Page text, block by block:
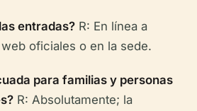
entradas? R: En línea a
oficiales o en la sede.
para familias y personas
R: Absolutamente; la